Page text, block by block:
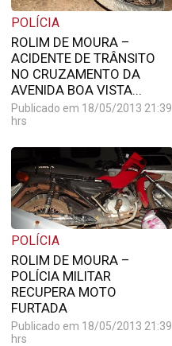
POLÍCIA
ROLIM DE MOURA –
ACIDENTE DE TRÂNSITO
NO CRUZAMENTO DA
AVENIDA BOA VISTA...
Publicado em 18/05/2013 21:39
hrs
POLÍCIA
ROLIM DE MOURA –
POLÍCIA MILITAR
RECUPERA MOTO
FURTADA
Publicado em 18/05/2013 21:39
hrs